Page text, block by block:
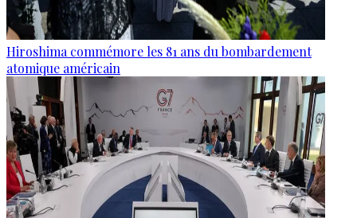
Hiroshima commémore les 81 ans du bombardement
atomique américain